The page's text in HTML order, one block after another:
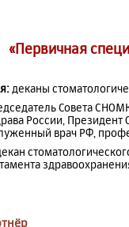
«Первичная
деканы
Совета
России,
врач РФ,